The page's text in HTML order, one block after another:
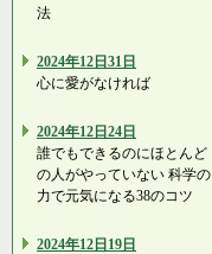
法
2024年12日31日
心に愛がなければ
2024年12日24日
誰でもできるのにほとんど
の人がやっていない 科学の
力で元気になる38のコツ
2024年12日19日